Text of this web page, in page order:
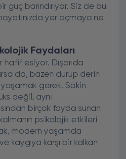
barındırıyor. Siz de bu
yer açmaya ne
Faydaları
hafif esiyor. Dışarıda
da, bazen durup derin
gerek. Sakin
değil, aynı
birçok fayda sunan
psikolojik etkileri
modern yaşamda
ve kaygıya karşı bir kalkan